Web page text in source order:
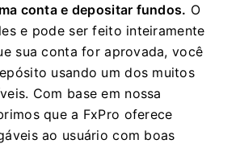
conta e depositar fundos. O
e pode ser feito inteiramente
sua conta for aprovada, você
usando um dos muitos
Com base em nossa
que a FxPro oferece
​​ao usuário com boas